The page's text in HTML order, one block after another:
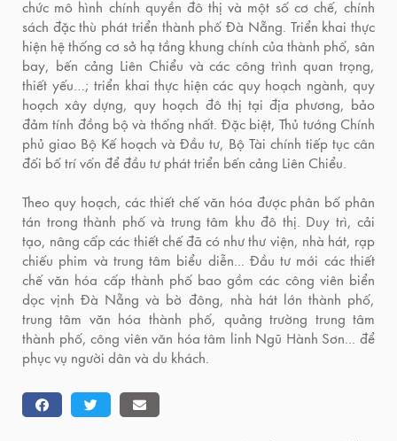
chức mô hình chính quyền đô thị và một số cơ chế, chính
sách đặc thù phát triển thành phố Đà Nẵng. Triển khai thực
hiện hệ thống cơ sở hạ tầng khung chính của thành phố, sân
bay, bến cảng Liên Chiểu và các công trình quan trọng,
thiết yếu…; triển khai thực hiện các quy hoạch ngành, quy
hoạch xây dựng, quy hoạch đô thị tại địa phương, bảo
đảm tính đồng bộ và thống nhất. Đặc biệt, Thủ tướng Chính
phủ giao Bộ Kế hoạch và Đầu tư, Bộ Tài chính tiếp tục cân
đối bố trí vốn để đầu tư phát triển bến cảng Liên Chiểu.
Theo quy hoạch, các thiết chế văn hóa được phân bố phân
tán trong thành phố và trung tâm khu đô thị. Duy trì, cải
tạo, nâng cấp các thiết chế đã có như thư viện, nhà hát, rạp
chiếu phim và trung tâm biểu diễn... Đầu tư mới các thiết
chế văn hóa cấp thành phố bao gồm các công viên biển
dọc vịnh Đà Nẵng và bờ đông, nhà hát lớn thành phố,
trung tâm văn hóa thành phố, quảng trường trung tâm
thành phố, công viên văn hóa tâm linh Ngũ Hành Sơn... để
phục vụ người dân và du khách.